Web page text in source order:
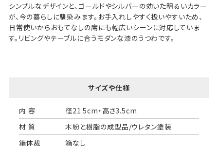
シンプルなデザインと、ゴールドやシルバーの効いた明るいカラー
が、今の暮らしに馴染みます。お手入れしやすく扱いやすいため、
日常使いからおもてなしの席にも幅広いシーンに対応していま
す。リビングやテーブルに合うモダンな漆のうつわです。
サイズや仕様
内 容
径21.5cm・高さ3.5cm
材 質
木紛と樹脂の成型品/ウレタン塗装
箱体裁
箱なし